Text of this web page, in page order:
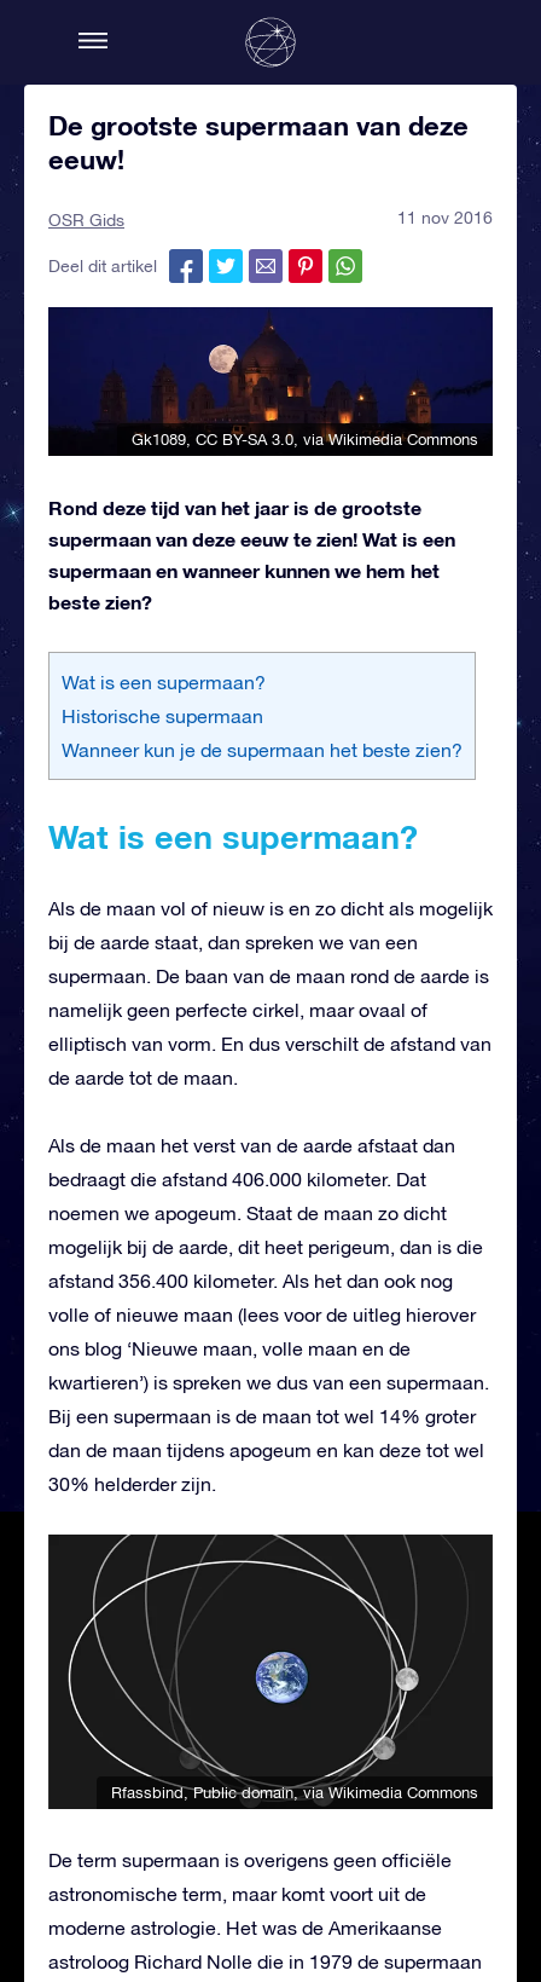
De grootste supermaan van deze
eeuw!
OSR Gids 11 nov 2016
Deel dit artikel
Gk1089 CC BY-SA 3.0 , via Wikimedia Commons
Rond deze tijd van het jaar is de grootste
supermaan van deze eeuw te zien! Wat is een
supermaan en wanneer kunnen we hem het
beste zien?
Wat is een supermaan?
Historische supermaan
Wanneer kun je de supermaan het beste zien?
Wat is een supermaan?
Als de maan vol of nieuw is en zo dicht als mogelijk
bij de aarde staat, dan spreken we van een
supermaan. De baan van de maan rond de aarde is
namelijk geen perfecte cirkel, maar ovaal of
elliptisch van vorm. En dus verschilt de afstand van
de aarde tot de maan.
Als de maan het verst van de aarde afstaat dan
bedraagt die afstand 406.000 kilometer. Dat
noemen we apogeum. Staat de maan zo dicht
mogelijk bij de aarde, dit heet perigeum, dan is die
afstand 356.400 kilometer. Als het dan ook nog
volle of nieuwe maan (lees voor de uitleg hierover
ons blog ‘Nieuwe maan, volle maan en de
kwartieren’) is spreken we dus van een supermaan.
Bij een supermaan is de maan tot wel 14% groter
dan de maan tijdens apogeum en kan deze tot wel
30% helderder zijn.
Rfassbind, Public domain, via Wikimedia Commons
De term supermaan is overigens geen officiële
astronomische term, maar komt voort uit de
moderne astrologie. Het was de Amerikaanse
astroloog Richard Nolle die in 1979 de supermaan